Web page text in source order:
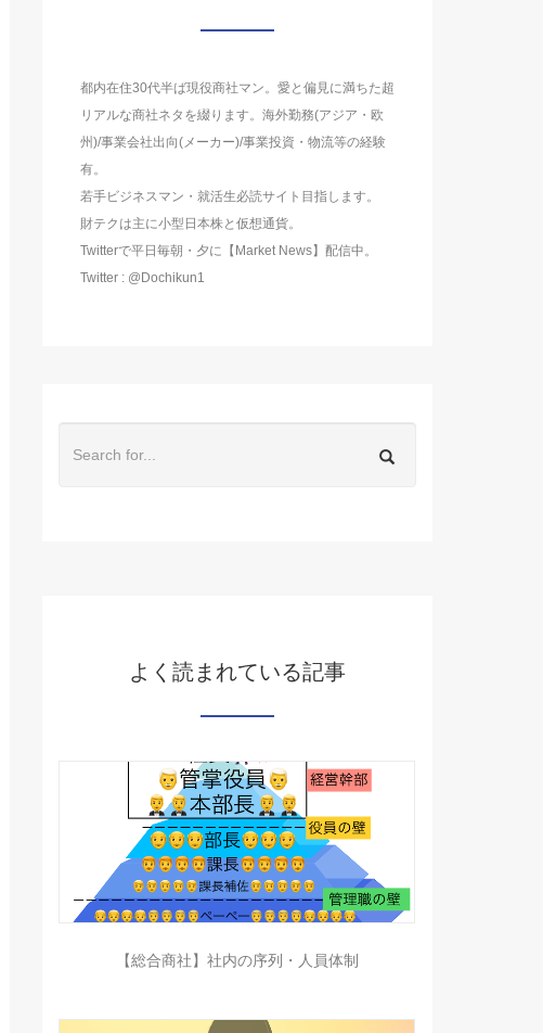
都内在住30代半ば現役商社マン。愛と偏見に満ちた超
リアルな商社ネタを綴ります。海外勤務(アジア・欧
州)/事業会社出向(メーカー)/事業投資・物流等の経験
有。
若手ビジネスマン・就活生必読サイト目指します。
財テクは主に小型日本株と仮想通貨。
Twitterで平日毎朝・夕に【Market News】配信中。
Twitter : @Dochikun1
よく読まれている記事
【総合商社】社内の序列・人員体制